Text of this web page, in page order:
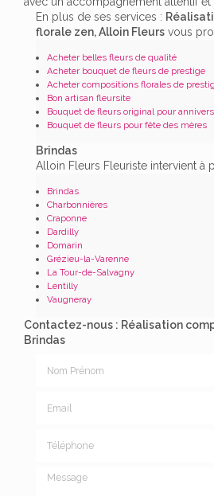
En plus de ses services :
florale zen, Alloin Fleurs vous
Acheter belles fleurs de qualité
Acheter bouquet de fleurs de prestige
Acheter compositions florales de
Bon artisan fleursite
Bouquet de fleurs original pour
Bouquet de fleurs pour fête des mères
Brindas
Alloin Fleurs Fleuriste intervient à
Brindas
Charbonnières
Craponne
Dardilly
Domarin
Grézieu-la-Varenne
La Tour-de-Salvagny
Lentilly
Vaugneray
Contactez-nous : Réalisation
Brindas
Message